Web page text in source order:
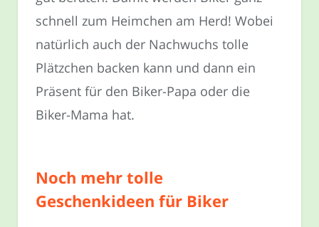
schnell zum Heimchen am Herd! Wobei
natürlich auch der Nachwuchs tolle
Plätzchen backen kann und dann ein
Präsent für den Biker-Papa oder die
Biker-Mama hat.
Noch mehr tolle
Geschenkideen für Biker